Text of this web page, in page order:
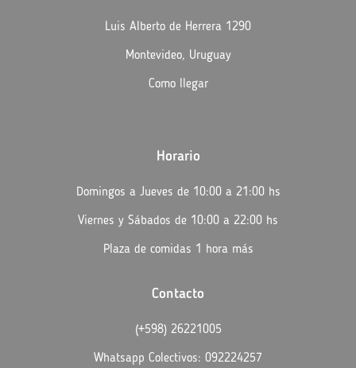
Luis Alberto de Herrera 1290
Montevideo, Uruguay
Como llegar
Horario
Domingos a Jueves de 10:00 a 21:00 hs
Viernes y Sábados de 10:00 a 22:00 hs
Plaza de comidas 1 hora más
Contacto
(+598) 26221005
Whatsapp Colectivos: 092224257